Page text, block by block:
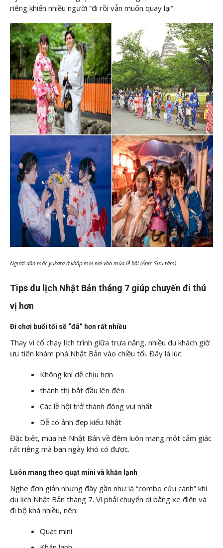
riêng khiến nhiều người “đi rồi vẫn muốn quay lại”.
Người dân mặc yukata ở khắp mọi nơi vào mùa lễ hội (Ảnh: Sưu tầm)
Tips du lịch Nhật Bản tháng 7 giúp chuyến đi thú
vị hơn
Đi chơi buổi tối sẽ “đã” hơn rất nhiều
Thay vì cố chạy lịch trình giữa trưa nắng, nhiều du khách giờ
ưu tiên khám phá Nhật Bản vào chiều tối. Đây là lúc:
Không khí dễ chịu hơn
thành thị bắt đầu lên đèn
Các lễ hội trở thành đông vui nhất
Dễ có ảnh đẹp kiểu Nhật
Đặc biệt, mùa hè Nhật Bản về đêm luôn mang một cảm giác
rất riêng mà ban ngày khó có được.
Luôn mang theo quạt mini và khăn lạnh
Nghe đơn giản nhưng đây gần như là “combo cứu cánh” khi
du lịch Nhật Bản tháng 7. Vì phải chuyển di bằng xe điện và
đi bộ khá nhiều, nên:
Quạt mini